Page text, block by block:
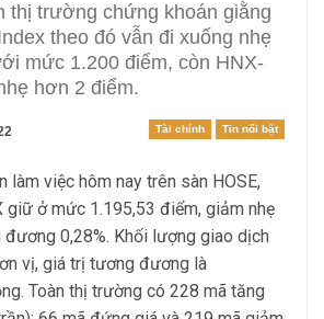
thị trường chứng khoán giằng
theo đó vẫn đi xuống nhẹ
mức 1.200 điểm, còn HNX-
hơn 2 điểm.
Tài chính Tin nổi bật
làm việc hôm nay trên sàn HOSE,
giữ ở mức 1.195,53 điểm, giảm nhẹ
0,28%. Khối lượng giao dịch
vị, giá trị tương đương là
Toàn thị trường có 228 mã tăng